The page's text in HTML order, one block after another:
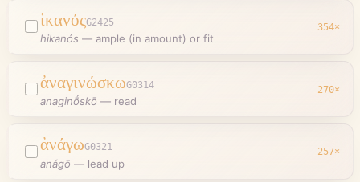
ἱκανόςG2425
hikanós — ample (in amount) or fit
354×
ἀναγινώσκωG0314
anaginṓskō — read
270×
ἀνάγωG0321
anágō — lead up
257×